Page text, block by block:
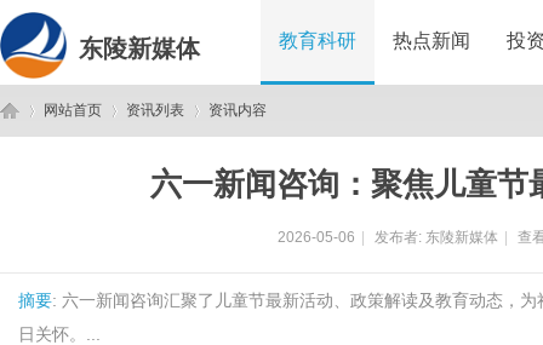
东陵新媒体 教育科研 热点新闻 投
网站首页 资讯列表 资讯内容
六一新闻咨询：聚焦儿童
2026-05-06 发布者: 东陵新媒体 查
摘要: 六一新闻咨询汇聚了儿童节最新活动、政策解读及教育动态，
日关怀。...